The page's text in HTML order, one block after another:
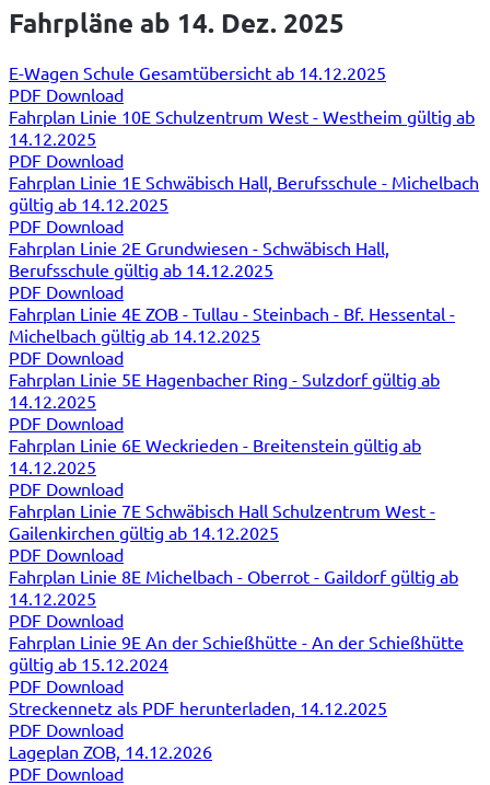
Fahrpläne ab 14. Dez. 2025
E-Wagen Schule Gesamtübersicht ab 14.12.2025
PDF Download
Fahrplan Linie 10E Schulzentrum West - Westheim gültig ab
14.12.2025
PDF Download
Fahrplan Linie 1E Schwäbisch Hall, Berufsschule - Michelbach
gültig ab 14.12.2025
PDF Download
Fahrplan Linie 2E Grundwiesen - Schwäbisch Hall,
Berufsschule gültig ab 14.12.2025
PDF Download
Fahrplan Linie 4E ZOB - Tullau - Steinbach - Bf. Hessental -
Michelbach gültig ab 14.12.2025
PDF Download
Fahrplan Linie 5E Hagenbacher Ring - Sulzdorf gültig ab
14.12.2025
PDF Download
Fahrplan Linie 6E Weckrieden - Breitenstein gültig ab
14.12.2025
PDF Download
Fahrplan Linie 7E Schwäbisch Hall Schulzentrum West -
Gailenkirchen gültig ab 14.12.2025
PDF Download
Fahrplan Linie 8E Michelbach - Oberrot - Gaildorf gültig ab
14.12.2025
PDF Download
Fahrplan Linie 9E An der Schießhütte - An der Schießhütte
gültig ab 15.12.2024
PDF Download
Streckennetz als PDF herunterladen, 14.12.2025
PDF Download
Lageplan ZOB, 14.12.2026
PDF Download